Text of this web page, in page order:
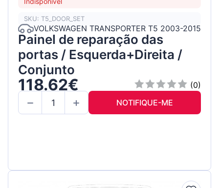
SKU: T5_DOOR_SET
VOLKSWAGEN TRANSPORTER T5 2003-2015
Painel de reparação das
portas / Esquerda+Direita /
Conjunto
118.62€
(0)
NOTIFIQUE-ME